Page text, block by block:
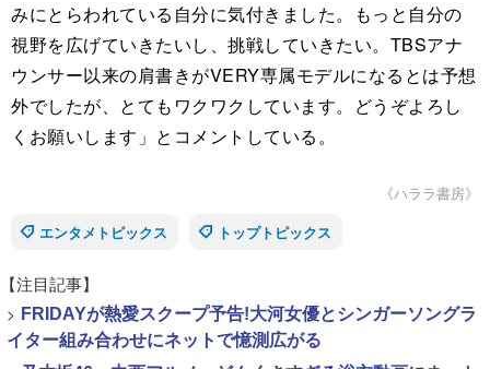
みにとらわれている自分に気付きました。もっと自分の
視野を広げていきたいし、挑戦していきたい。TBSアナ
ウンサー以来の肩書きがVERY専属モデルになるとは予想
外でしたが、とてもワクワクしています。どうぞよろし
くお願いします」とコメントしている。
《ハララ書房》
エンタメトピックス
トップトピックス
【注目記事】
> FRIDAYが熱愛スクープ予告!大河女優とシンガーソングラ
イター組み合わせにネットで憶測広がる